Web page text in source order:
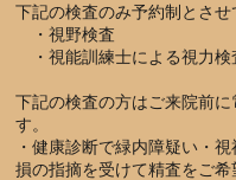
下記の検査のみ予約制とさせ
・視野検査
・視能訓練士による視力検
下記の検査の方はご来院前
す。
・健康診断で緑内障疑い・
損の指摘を受けて精査をご